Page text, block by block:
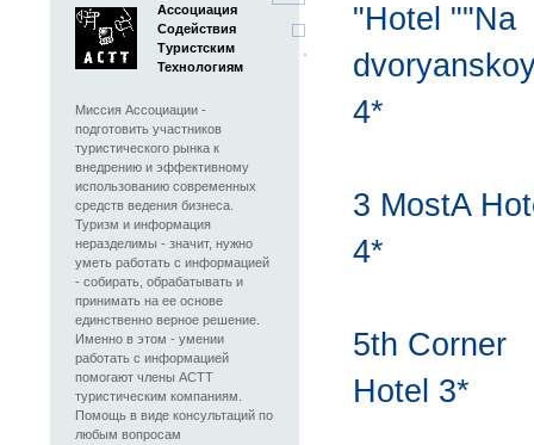
Ассоциация
Содействия
Туристским
Технологиям
Миссия Ассоциации -
подготовить участников
туристического рынка к
внедрению и эффективному
использованию современных
средств ведения бизнеса.
Туризм и информация
неразделимы - значит, нужно
уметь работать с информацией
- собирать, обрабатывать и
принимать на ее основе
единственно верное решение.
Именно в этом - умении
работать с информацией
помогают члены АСТТ
туристическим компаниям.
Помощь в виде консультаций по
любым вопросам
"Hotel ""Na
4*
3 MostA
4*
5th Corner
Hotel 3*